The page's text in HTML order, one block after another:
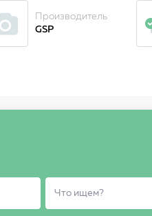
Производитель
GSP